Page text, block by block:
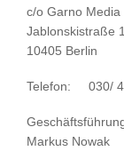
c/o Garno Media
Jablonskistraße
10405 Berlin
Telefon: 030/
Markus Nowak